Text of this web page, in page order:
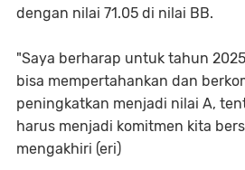
dengan nilai 71.05 di nilai BB.
"Saya berharap untuk tahun
bisa mempertahankan dan
peningkatkan menjadi nilai A,
harus menjadi komitmen kita
mengakhiri (eri)